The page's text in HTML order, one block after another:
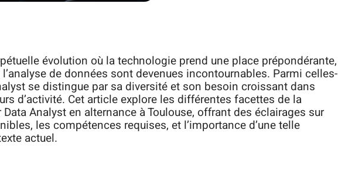
évolution où la technologie prend une place prépondérante,
de données sont devenues incontournables. Parmi celles-
se distingue par sa diversité et son besoin croissant dans
d’activité. Cet article explore les différentes facettes de la
Analyst en alternance à Toulouse, offrant des éclairages sur
les compétences requises, et l’importance d’une telle
actuel.